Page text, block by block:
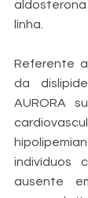
linha.
Referente
da
AURORA
indivíduos
ausente